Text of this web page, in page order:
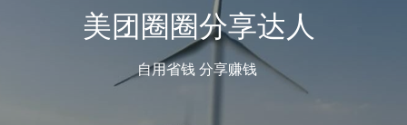
美团圈圈分享达人
自用省钱 分享赚钱